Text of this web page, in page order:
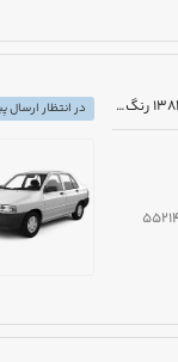
مزایده دولتی خودرو پراید مدل 1384 رنگ سفید
در انتظار ارسال